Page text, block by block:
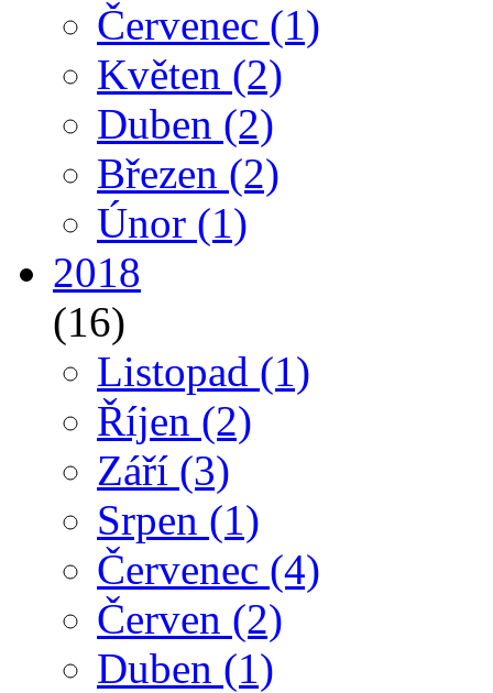
Červenec (1)
Květen (2)
Duben (2)
Březen (2)
Únor (1)
2018
(16)
Listopad (1)
Říjen (2)
Září (3)
Srpen (1)
Červenec (4)
Červen (2)
Duben (1)